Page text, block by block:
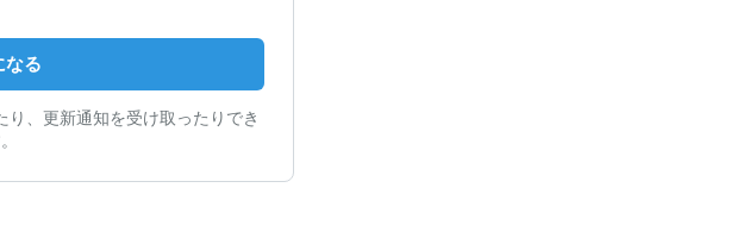
なる
、更新通知を受け取ったりでき